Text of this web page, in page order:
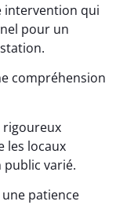
intervention qui
pour un
compréhension
rigoureux
les locaux
varié.
patience